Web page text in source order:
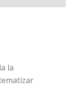
la